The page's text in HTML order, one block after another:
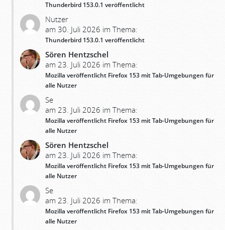
Thunderbird 153.0.1 veröffentlicht
Nutzer
am 30. Juli 2026 im Thema:
Thunderbird 153.0.1 veröffentlicht
Sören Hentzschel
am 23. Juli 2026 im Thema:
Mozilla veröffentlicht Firefox 153 mit Tab-Umgebungen für
alle Nutzer
Se
am 23. Juli 2026 im Thema:
Mozilla veröffentlicht Firefox 153 mit Tab-Umgebungen für
alle Nutzer
Sören Hentzschel
am 23. Juli 2026 im Thema:
Mozilla veröffentlicht Firefox 153 mit Tab-Umgebungen für
alle Nutzer
Se
am 23. Juli 2026 im Thema:
Mozilla veröffentlicht Firefox 153 mit Tab-Umgebungen für
alle Nutzer